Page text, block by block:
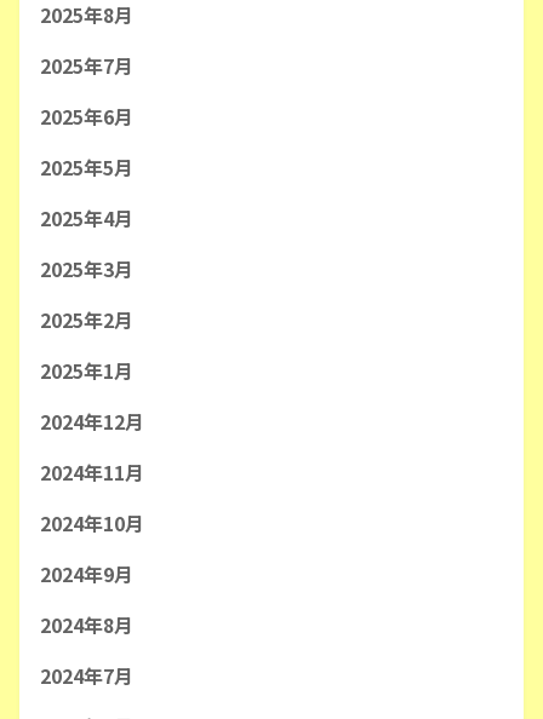
2025年8月
2025年7月
2025年6月
2025年5月
2025年4月
2025年3月
2025年2月
2025年1月
2024年12月
2024年11月
2024年10月
2024年9月
2024年8月
2024年7月